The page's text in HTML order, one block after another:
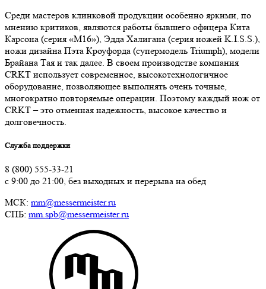
Среди мастеров клинковой продукции особенно яркими, по
мнению критиков, являются работы бывшего офицера Кита
Карсона (серия «М16»), Эдда Халигана (серия ножей K.I.S.S.),
ножи дизайна Пэта Кроуфорда (супермодель Triumph), модели
Брайана Тая и так далее. В своем производстве компания
CRKT использует современное, высокотехнологичное
оборудование, позволяющее выполнять очень точные,
многократно повторяемые операции. Поэтому каждый нож от
CRKT – это отменная надежность, высокое качество и
долговечность.
Служба поддержки
8 (800) 555-33-21
с 9:00 до 21:00, без выходных и перерыва на обед
МСК: mm@messermeister.ru
СПБ: mm.spb@messermeister.ru